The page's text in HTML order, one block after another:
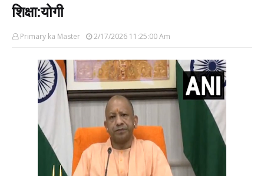
शिक्षा:योगी
Primary ka Master 2/17/2026 11:25:00 Am